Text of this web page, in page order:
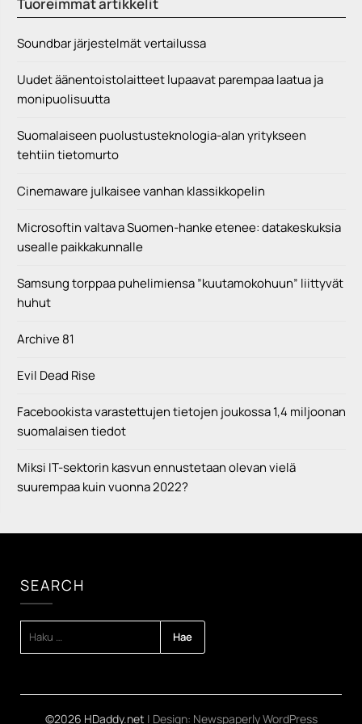
Definitive Edition julkaistiin marraskuussa 2021, ja teos
saapui maailmalle sanalla sanoen puolivalmiina.... Lue
https://www.gamereactor.fi/uutiset/918263/TakeTwo+ilm
oitti+etta+G...
Soundbar järjestelmät vertailussa
Uudet äänentoistolaitteet lupaavat parempaa laatua ja
monipuolisuutta
Suomalaiseen puolustusteknologia-alan yritykseen
tehtiin tietomurto
Cinemaware julkaisee vanhan klassikkopelin
Microsoftin valtava Suomen-hanke etenee: datakeskuksia
usealle paikkakunnalle
Samsung torppaa puhelimiensa ”kuutamokohuun” liittyvät
huhut
Archive 81
Evil Dead Rise
Facebookista varastettujen tietojen joukossa 1,4 miljoonan
suomalaisen tiedot
Miksi IT-sektorin kasvun ennustetaan olevan vielä
suurempaa kuin vuonna 2022?
SEARCH
©2026 HDaddy.net | Design: Newspaperly WordPress